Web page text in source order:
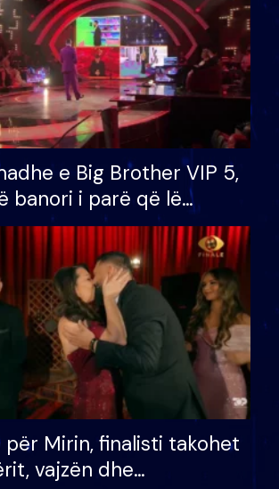
e Big Brother VIP 5,
banori i parë që lë
humb mundësinë për
e madh
për Mirin, finalisti takohet
vajzën dhe